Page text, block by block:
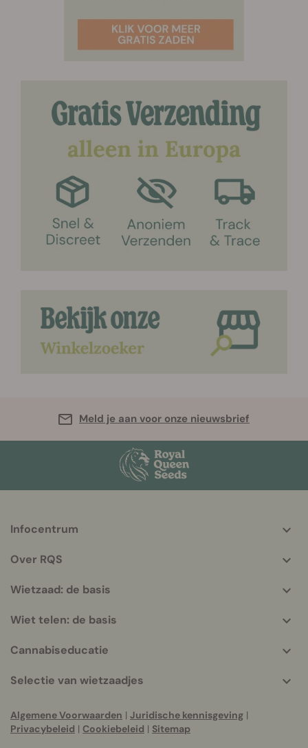
Meld je aan voor onze nieuwsbrief
info
Infocentrum
Over RQS
Wietzaad: de basis
Wiet telen: de basis
Cannabiseducatie
Selectie van wietzaadjes
Algemene Voorwaarden | Juridische kennisgeving |
Privacybeleid | Cookiebeleid | Sitemap